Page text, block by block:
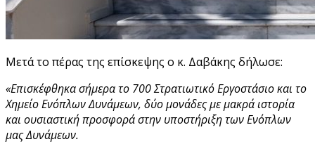
Μετά το πέρας της επίσκεψης ο κ. Δαβάκης δήλωσε:
«Επισκέφθηκα σήμερα το 700 Στρατιωτικό Εργοστάσιο και το
Χημείο Ενόπλων Δυνάμεων, δύο μονάδες με μακρά ιστορία
και ουσιαστική προσφορά στην υποστήριξη των Ενόπλων
μας Δυνάμεων.